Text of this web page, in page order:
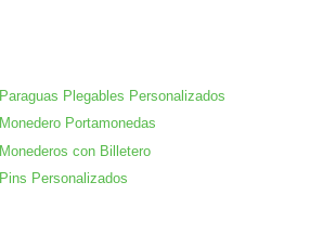
Paraguas Plegables Personalizados
Monedero Portamonedas
Monederos con Billetero
Pins Personalizados